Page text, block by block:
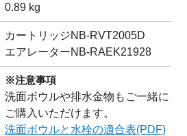
0.89 kg
カートリッジNB-RVT2005D
エアレーターNB-RAEK21928
※注意事項
洗面ボウルや排水金物もご一緒に
ご購入いただけます。
洗面ボウルと水栓の適合表(PDF)